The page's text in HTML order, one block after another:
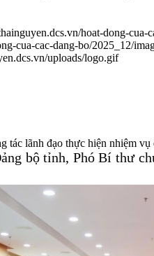
hoat-dong-
cua-cac-dang-bo/2025_12/
uploads/logo.gif
lãnh đạo thực hiện nhiệm
bộ tỉnh, Phó Bí thư